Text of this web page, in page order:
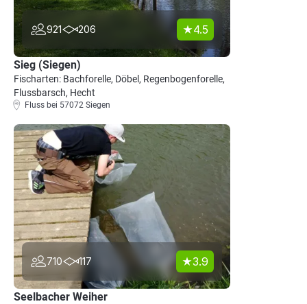
921 206 4.5
Sieg (Siegen)
Fischarten: Bachforelle, Döbel, Regenbogenforelle,
Flussbarsch, Hecht
Fluss bei 57072 Siegen
710 117 3.9
Seelbacher Weiher